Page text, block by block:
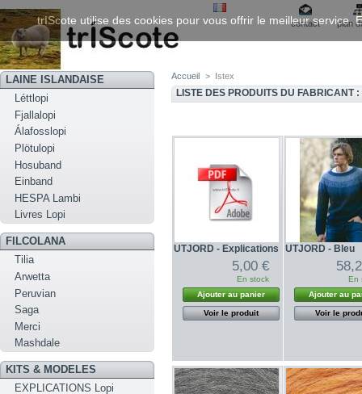
contact plan
LAINE ISLANDAISE
Léttlopi
Fjallalopi
Álafosslopi
Plötulopi
Hosuband
Einband
HESPA Lambi
Livres Lopi
FILCOLANA
Tilia
Arwetta
Peruvian
Saga
Merci
Mashdale
KITS & MODELES
EXPLICATIONS Lopi
Accueil > Istex
LISTE DES PRODUITS DU FABRICANT :
UTJORD - Explications
5,00 €
En stock
Ajouter au panier
Voir le produit
UTJORD - Bleu
En
Ajouter au
Voir le
trIScote utilise des cookies pour vous offrir le meilleur